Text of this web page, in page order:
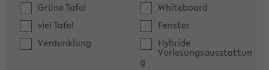
Grüne Tafel
Whiteboard
viel Tafel
Fenster
Verdunklung
Hybride
Vorlesungsausstattun
g